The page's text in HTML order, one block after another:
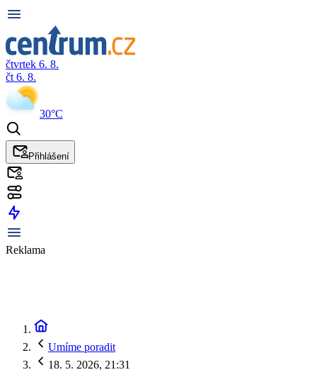
čtvrtek 6. 8.
čt 6. 8.
30°C
Přihlášení
Reklama
Umíme poradit
18. 5. 2026, 21:31